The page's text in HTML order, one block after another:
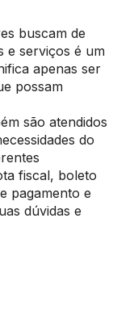
buscam de
e serviços é um
apenas ser
possam
são atendidos
do
fiscal, boleto
pagamento e
dúvidas e